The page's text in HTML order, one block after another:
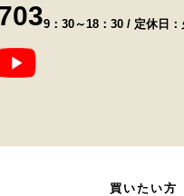
9：30～18：30 / 定休日：
買いたい方